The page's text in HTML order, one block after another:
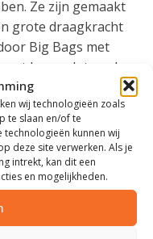
wij technologieën zoals
te slaan en/of te
kunnen wij
deze site verwerken. Als je
intrekt, kan dit een
en mogelijkheden.
Ze zijn gemaakt
grote draagkracht
Big Bags met
heavy duty ook
stoffen, omdat de
uw heavy duty Big
offerte aan te
scherpe prijs en